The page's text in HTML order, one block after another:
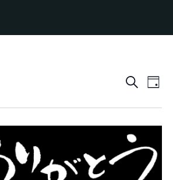
イ
ベ
ト
検
索
し
て
ナ
検
イ
ベ
ト
ュ
ビ
ゲ
ー
Day